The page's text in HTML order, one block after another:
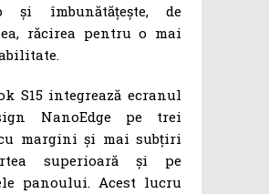
și îmbunătățește, de
răcirea pentru o mai
S15 integrează ecranul
NanoEdge pe trei
margini și mai subțiri
superioară și pe
panoului. Acest lucru